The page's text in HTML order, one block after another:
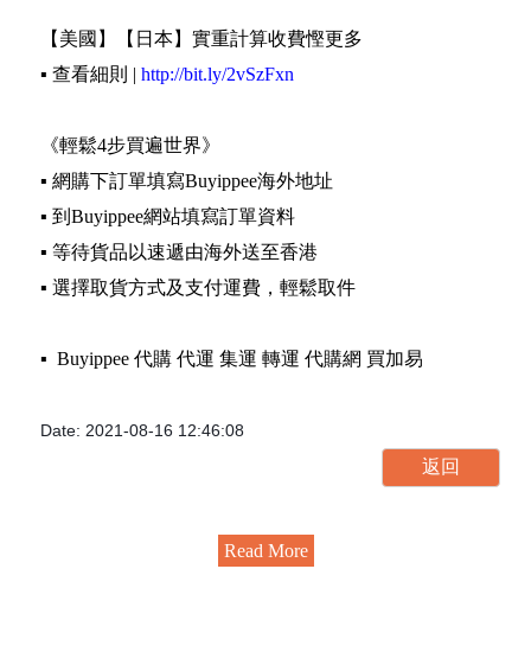
【美國】【日本】實重計算收費慳更多
▪️ 查看細則 | http://bit.ly/2vSzFxn
《輕鬆4步買遍世界》
▪️ 網購下訂單填寫Buyippee海外地址
▪️ 到Buyippee網站填寫訂單資料
▪️ 等待貨品以速遞由海外送至香港
▪️ 選擇取貨方式及支付運費，輕鬆取件
▪️ Buyippee 代購 代運 集運 轉運 代購網 買加易
Date: 2021-08-16 12:46:08
Read More